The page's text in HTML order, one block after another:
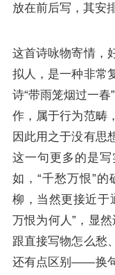
放在前后写，其安
这首诗咏物寄情，
拟人，是一种非常
诗“带雨笼烟过一春
作，属于行为范畴
因此用之于没有
这一句更多的是
如，“千愁万恨”
柳，当然更接近于
万恨为何人”，显
跟直接写物怎么愁
还有点区别——换